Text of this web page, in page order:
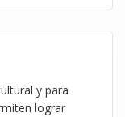
y para
lograr